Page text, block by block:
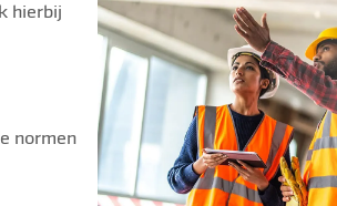
hierbij
normen